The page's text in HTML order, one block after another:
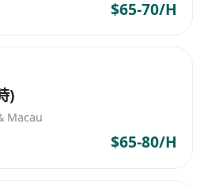
续突破门店整体业绩。
题疗愈、换季养生、私享体
权负责活动策划、落地执
接及复盘闭环。联动各岗位
店客流与客户体验，实现圈
$65-70/H
)
Macau
$65-80/H